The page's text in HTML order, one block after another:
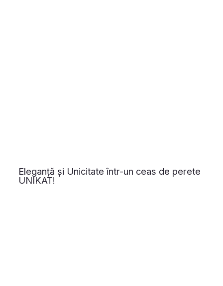
Eleganță și Unicitate într-un ceas de perete
UNIKAT!